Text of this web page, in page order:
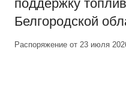
поддержку
Белгородской
Распоряжение от 23 июля